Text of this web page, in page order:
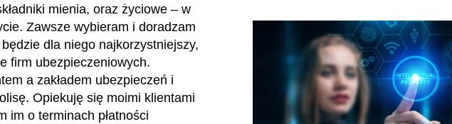
mienia, oraz życiowe – w
Zawsze wybieram i doradzam
dla niego najkorzystniejszy,
firm ubezpieczeniowych.
a zakładem ubezpieczeń i
Opiekuję się moimi klientami
im o terminach płatności